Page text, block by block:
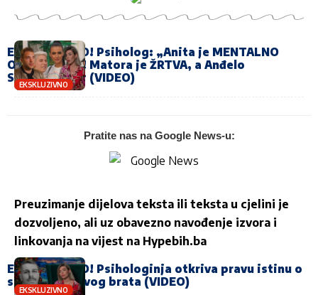
EKSKLUZIVNO
EKSKLUZIVNO! Psiholog: „Anita je MENTALNO
OGRANIČENA! Matora je ŽRTVA, a Anđelo
STARLETAN!“ (VIDEO)
Pratite nas na Google News-u:
Preuzimanje dijelova teksta ili teksta u cjelini je
dozvoljeno, ali uz obavezno navođenje izvora i
linkovanja na vijest na Hypebih.ba
EKSKLUZIVNO
EKSKLUZIVNO! Psihologinja otkriva pravu istinu o
smrti Janjuševog brata (VIDEO)